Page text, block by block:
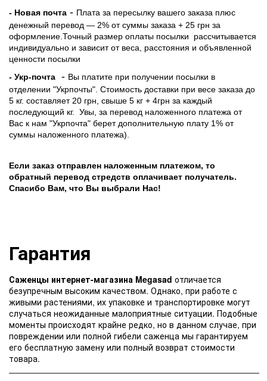
- Новая почта - Плата за пересылку вашего заказа плюс
денежный перевод — 2% от суммы заказа + 25 грн за
оформление.Точный размер оплаты посылки рассчитывается
индивидуально и зависит от веса, расстояния и объявленной
ценности посылки
- Укр-почта
- Вы платите при получении посылки в
отделении "Укрпочты". Стоимость доставки при весе заказа до
5 кг. составляет 20 грн, свыше 5 кг + 4грн за каждый
последующий кг. Увы, за перевод наложенного платежа от
Вас к нам "Укрпочта" берет дополнительную плату 1% от
суммы наложенного платежа).
Если заказ отправлен наложенным платежом, то
обратный перевод стредств оплачивает получатель.
Спасибо Вам, что Вы выбрали Нас!
Гарантия
Саженцы интернет-магазина Megasad отличается
безупречным высоким качеством. Однако, при работе с
живыми растениями, их упаковке и транспортировке могут
случаться неожиданные малоприятные ситуации. Подобные
моменты происходят крайне редко, но в данном случае, при
повреждении или полной гибели саженца мы гарантируем
его бесплатную замену или полный возврат стоимости
товара.